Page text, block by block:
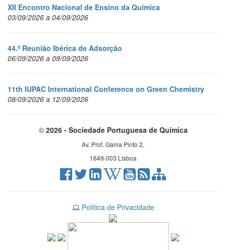
XII Encontro Nacional de Ensino da Química
03/09/2026 a 04/09/2026
44.ª Reunião Ibérica de Adsorção
06/09/2026 a 09/09/2026
11th IUPAC International Conference on Green Chemistry
08/09/2026 a 12/09/2026
© 2026 - Sociedade Portuguesa de Química
Av. Prof. Gama Pinto 2,
1649-003 Lisboa
Política de Privacidade